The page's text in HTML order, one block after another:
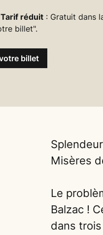
réduit : Gratuit dans
billet".
billet
Misères
Le
Balzac !
dans